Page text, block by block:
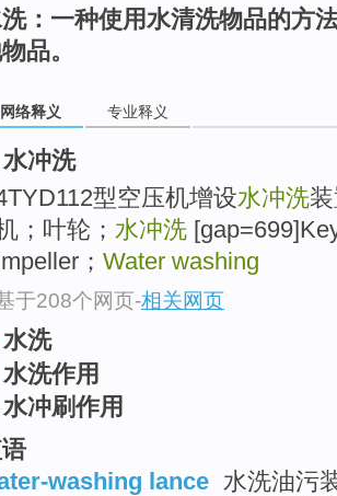
：一种使用水清洗物品的方
品。
网络释义 专业释义
水冲洗
型空压机增设水冲洗
；叶轮； 水冲洗
； Water washing
于208个网页-相关网页
水洗
水洗作用
水冲刷作用
washing lance 水洗油污